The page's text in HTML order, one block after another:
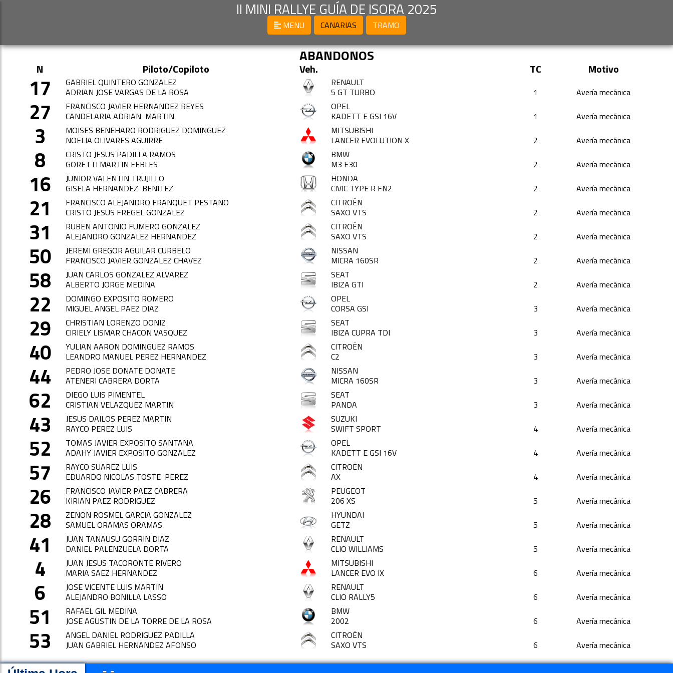
II MINI RALLYE GUÍA DE ISORA 2025
MENU CANARIAS TRAMO
ABANDONOS
N Piloto/Copiloto Veh. TC Motivo
17
GABRIEL QUINTERO GONZALEZ
ADRIAN JOSE VARGAS DE LA ROSA
RENAULT
5 GT TURBO
1 Avería mecánica
27
FRANCISCO JAVIER HERNANDEZ REYES
CANDELARIA ADRIAN MARTIN
OPEL
KADETT E GSI 16V
1 Avería mecánica
3
MOISES BENEHARO RODRIGUEZ DOMINGUEZ
NOELIA OLIVARES AGUIRRE
MITSUBISHI
LANCER EVOLUTION X
2 Avería mecánica
8
CRISTO JESUS PADILLA RAMOS
GORETTI MARTIN FEBLES
BMW
M3 E30
2 Avería mecánica
16
JUNIOR VALENTIN TRUJILLO
GISELA HERNANDEZ BENITEZ
HONDA
CIVIC TYPE R FN2
2 Avería mecánica
21
FRANCISCO ALEJANDRO FRANQUET PESTANO
CRISTO JESUS FREGEL GONZALEZ
CITROËN
SAXO VTS
2 Avería mecánica
31
RUBEN ANTONIO FUMERO GONZALEZ
ALEJANDRO GONZALEZ HERNANDEZ
CITROËN
SAXO VTS
2 Avería mecánica
50
JEREMI GREGOR AGUILAR CURBELO
FRANCISCO JAVIER GONZALEZ CHAVEZ
NISSAN
MICRA 160SR
2 Avería mecánica
58
JUAN CARLOS GONZALEZ ALVAREZ
ALBERTO JORGE MEDINA
SEAT
IBIZA GTI
2 Avería mecánica
22
DOMINGO EXPOSITO ROMERO
MIGUEL ANGEL PAEZ DIAZ
OPEL
CORSA GSI
3 Avería mecánica
29
CHRISTIAN LORENZO DONIZ
CIRIELY LISMAR CHACON VASQUEZ
SEAT
IBIZA CUPRA TDI
3 Avería mecánica
40
YULIAN AARON DOMINGUEZ RAMOS
LEANDRO MANUEL PEREZ HERNANDEZ
CITROËN
C2
3 Avería mecánica
44
PEDRO JOSE DONATE DONATE
ATENERI CABRERA DORTA
NISSAN
MICRA 160SR
3 Avería mecánica
62
DIEGO LUIS PIMENTEL
CRISTIAN VELAZQUEZ MARTIN
SEAT
PANDA
3 Avería mecánica
43
JESUS DAILOS PEREZ MARTIN
RAYCO PEREZ LUIS
SUZUKI
SWIFT SPORT
4 Avería mecánica
52
TOMAS JAVIER EXPOSITO SANTANA
ADAHY JAVIER EXPOSITO GONZALEZ
OPEL
KADETT E GSI 16V
4 Avería mecánica
57
RAYCO SUAREZ LUIS
EDUARDO NICOLAS TOSTE PEREZ
CITROËN
AX
4 Avería mecánica
26
FRANCISCO JAVIER PAEZ CABRERA
KIRIAN PAEZ RODRIGUEZ
PEUGEOT
206 XS
5 Avería mecánica
28
ZENON ROSMEL GARCIA GONZALEZ
SAMUEL ORAMAS ORAMAS
HYUNDAI
GETZ
5 Avería mecánica
41
JUAN TANAUSU GORRIN DIAZ
DANIEL PALENZUELA DORTA
RENAULT
CLIO WILLIAMS
5 Avería mecánica
4
JUAN JESUS TACORONTE RIVERO
MARIA SAEZ HERNANDEZ
MITSUBISHI
LANCER EVO IX
6 Avería mecánica
6
JOSE VICENTE LUIS MARTIN
ALEJANDRO BONILLA LASSO
RENAULT
CLIO RALLY5
6 Avería mecánica
51
RAFAEL GIL MEDINA
JOSE AGUSTIN DE LA TORRE DE LA ROSA
BMW
2002
6 Avería mecánica
53
ANGEL DANIEL RODRIGUEZ PADILLA
JUAN GABRIEL HERNANDEZ AFONSO
CITROËN
SAXO VTS
6 Avería mecánica